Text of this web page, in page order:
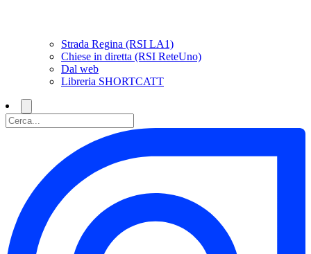
Strada Regina (RSI LA1)
Chiese in diretta (RSI ReteUno)
Dal web
Libreria SHORTCATT